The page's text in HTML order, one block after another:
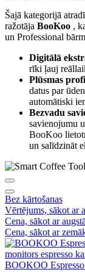
Šajā kategorijā
ražotāja BooKoo ,
un Professional
Digitālā
rīki ļauj
Plūsmas
datus par
automātiski
Bezvadu
savienojumu
BooKoo
un salīdzināt
Bez kārtošanas
Vērtējums, sākot ar
Cena, sākot ar
Cena, sākot ar
BOOKOO